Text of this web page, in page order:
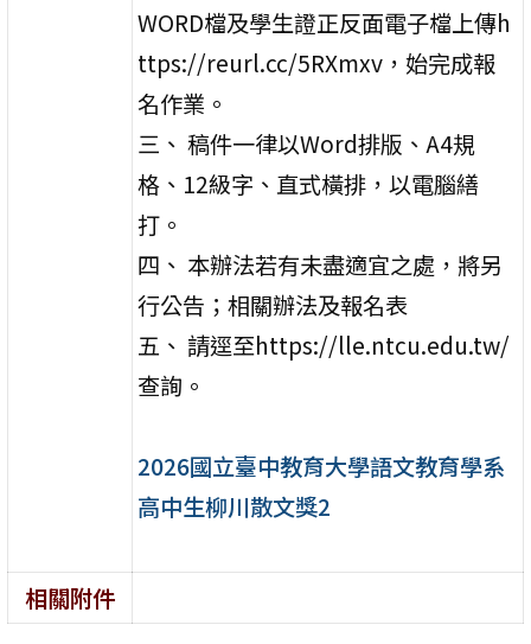
WORD檔及學生證正反面電子檔上傳h
ttps://reurl.cc/5RXmxv，始完成報
名作業。
三、 稿件一律以Word排版、A4規
格、12級字、直式橫排，以電腦繕
打。
四、 本辦法若有未盡適宜之處，將另
行公告；相關辦法及報名表
五、 請逕至https://lle.ntcu.edu.tw/
查詢。
2026國立臺中教育大學語文教育學系
高中生柳川散文獎2
相關附件